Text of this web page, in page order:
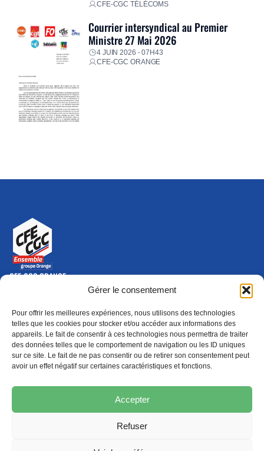
Gérer le consentement
Pour offrir les meilleures expériences, nous utilisons des technologies
telles que les cookies pour stocker et/ou accéder aux informations des
appareils. Le fait de consentir à ces technologies nous permettra de traiter
des données telles que le comportement de navigation ou les ID uniques
sur ce site. Le fait de ne pas consentir ou de retirer son consentement peut
avoir un effet négatif sur certaines caractéristiques et fonctions.
Accepter
Refuser
CFE-CGC TÉLÉCOMS
Courrier intersyndical au Premier
Ministre 27 Mai 2026
4 JUIN 2026 - 07H43
CFE-CGC ORANGE
CFE-CGC ORANGE
10-12 rue Saint Amand, 75015 Paris Cedex 15
Nous contacter
01 46 79 28 74
S'ABONNER(NOUVELLE FENÊTRE)
ADHÉRER
Épargne
(nouvelle fenêtre) Formation
(nouvelle fenêtre)